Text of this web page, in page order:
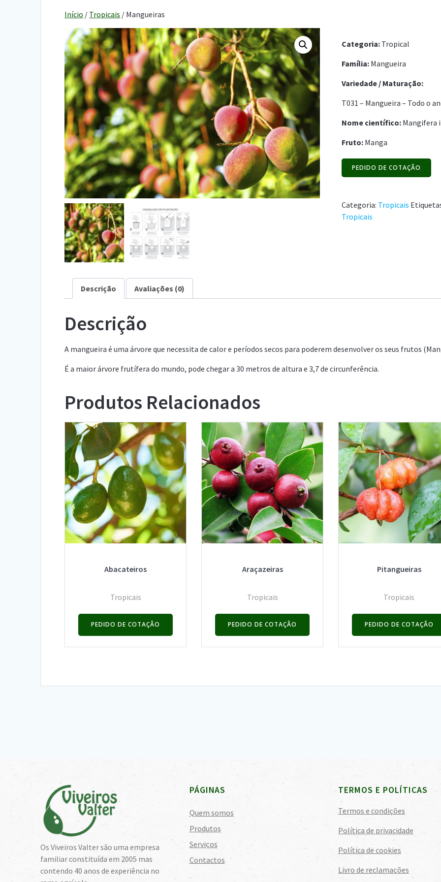
Início / Tropicais / Mangueiras
Categoria: Tropical
Família:Mangueira
Variedade / Maturação:
T031 – Mangueira – Todo o
Nome científico: Mangifera
Fruto: Manga
PEDIDO DE COTAÇÃO
Categoria: Tropicais
Tropicais
Descrição Avaliações (0)
Descrição
A mangueira é uma árvore que necessita de calor e períodos secos para poderem desenvolver os seus frutos
É a maior árvore frutífera do mundo, pode chegar a 30 metros de altura e 3,7 de circunferência.
Produtos Relacionados
Abacateiros
Tropicais
PEDIDO DE COTAÇÃO
Araçazeiras
Tropicais
PEDIDO DE COTAÇÃO
Pitangueiras
Tropicais
PEDIDO DE COTAÇÃO
Os Viveiros Valter são uma empresa
familiar constituída em 2005 mas
contendo 40 anos de experiência no
PÁGINAS
Quem somos
Produtos
Serviços
Contactos
TERMOS E POLÍTICAS
Termos e condições
Política de privacidade
Política de cookies
Livro de reclamações